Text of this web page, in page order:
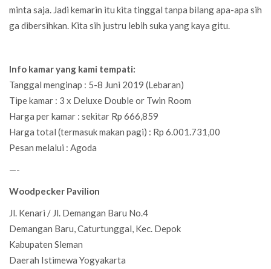
minta saja. Jadi kemarin itu kita tinggal tanpa bilang apa-apa sih
ga dibersihkan. Kita sih justru lebih suka yang kaya gitu.
Info kamar yang kami tempati:
Tanggal menginap : 5-8 Juni 2019 (Lebaran)
Tipe kamar : 3 x Deluxe Double or Twin Room
Harga per kamar : sekitar Rp 666,859
Harga total (termasuk makan pagi) : Rp 6.001.731,00
Pesan melalui : Agoda
—-
Woodpecker Pavilion
Jl. Kenari / Jl. Demangan Baru No.4
Demangan Baru, Caturtunggal, Kec. Depok
Kabupaten Sleman
Daerah Istimewa Yogyakarta